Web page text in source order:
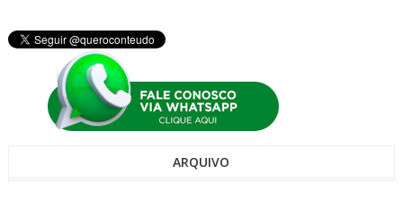
ARQUIVO